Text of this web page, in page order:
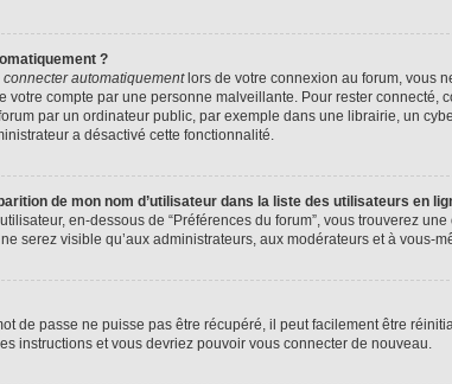
?
connecter automatiquementlors de votre connexion au forum, vous
votre compte par une personne malveillante. Pour rester connecté,
par un ordinateur public, par exemple dans une librairie, un
a désactivé cette fonctionnalité.
de mon nom d’utilisateur dans la liste des utilisateurs en
en-dessous de “Préférences du forum”, vous trouverez
serez visible qu’aux administrateurs, aux modérateurs et à vous-
de passe ne puisse pas être récupéré, il peut facilement être
instructions et vous devriez pouvoir vous connecter de nouveau.